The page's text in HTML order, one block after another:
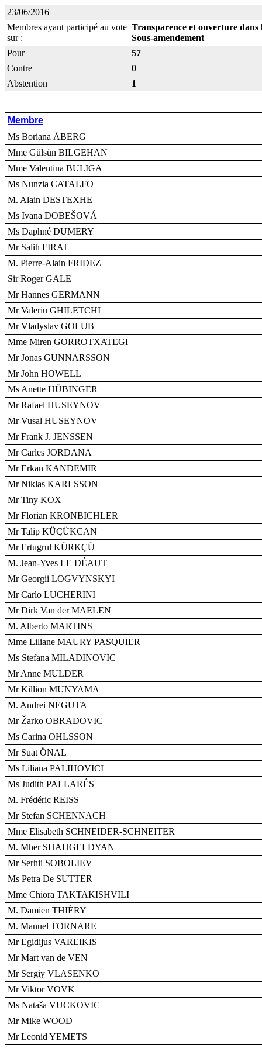
23/06/2016
Membres ayant participé au vote
sur :
Transparence et ouverture dans
Sous-amendement
Pour
57
Contre
0
Abstention
1
Membre
Ms Boriana ÅBERG
Mme Gülsün BILGEHAN
Mme Valentina BULIGA
Ms Nunzia CATALFO
M. Alain DESTEXHE
Ms Ivana DOBEŠOVÁ
Ms Daphné DUMERY
Mr Salih FIRAT
M. Pierre-Alain FRIDEZ
Sir Roger GALE
Mr Hannes GERMANN
Mr Valeriu GHILETCHI
Mr Vladyslav GOLUB
Mme Miren GORROTXATEGI
Mr Jonas GUNNARSSON
Mr John HOWELL
Ms Anette HÜBINGER
Mr Rafael HUSEYNOV
Mr Vusal HUSEYNOV
Mr Frank J. JENSSEN
Mr Carles JORDANA
Mr Erkan KANDEMIR
Mr Niklas KARLSSON
Mr Tiny KOX
Mr Florian KRONBICHLER
Mr Talip KÜÇÜKCAN
Mr Ertugrul KÜRKÇÜ
M. Jean-Yves LE DÉAUT
Mr Georgii LOGVYNSKYI
Mr Carlo LUCHERINI
Mr Dirk Van der MAELEN
M. Alberto MARTINS
Mme Liliane MAURY PASQUIER
Ms Stefana MILADINOVIC
Mr Anne MULDER
Mr Killion MUNYAMA
M. Andrei NEGUTA
Mr Žarko OBRADOVIC
Ms Carina OHLSSON
Mr Suat ÖNAL
Ms Liliana PALIHOVICI
Ms Judith PALLARÉS
M. Frédéric REISS
Mr Stefan SCHENNACH
Mme Elisabeth SCHNEIDER-SCHNEITER
M. Mher SHAHGELDYAN
Mr Serhii SOBOLIEV
Ms Petra De SUTTER
Mme Chiora TAKTAKISHVILI
M. Damien THIÉRY
M. Manuel TORNARE
Mr Egidijus VAREIKIS
Mr Mart van de VEN
Mr Sergiy VLASENKO
Mr Viktor VOVK
Ms Nataša VUCKOVIC
Mr Mike WOOD
Mr Leonid YEMETS